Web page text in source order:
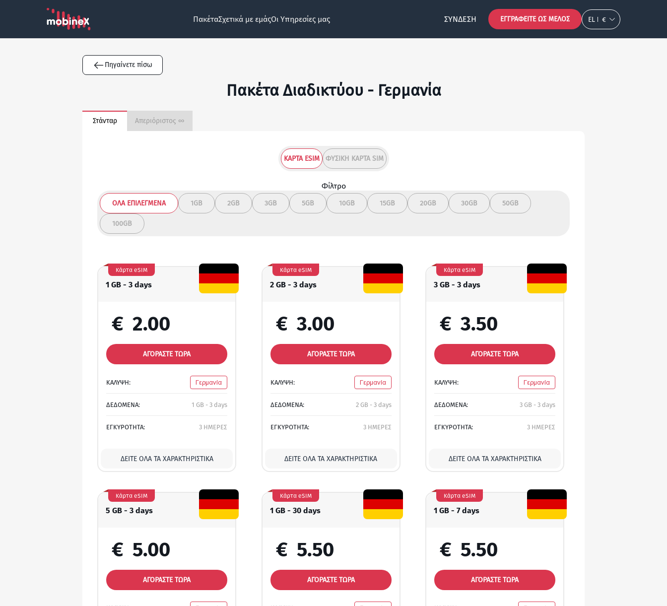
ΠακέταΣχετικά με εμάςΟι Υπηρεσίες μας ΣΎΝΔΕΣΗ ΕΓΓΡΑΦΕΊΤΕ ΩΣ ΜΈΛΟΣ EL €
Πηγαίνετε πίσω
Πακέτα Διαδικτύου - Γερμανία
Στάνταρ Απεριόριστος ∞
ΚΆΡΤΑ ESIM ΦΥΣΙΚΉ ΚΆΡΤΑ SIM
Φίλτρο
ΌΛΑ ΕΠΙΛΕΓΜΈΝΑ 1GB 2GB 3GB 5GB 10GB 15GB 20GB 30GB 50GB
100GB
1 GB - 3 days
Κάρτα eSIM
€ 2.00
ΑΓΟΡΑΣΤΕ ΤΩΡΑ
ΚΑΛΥΨΗ: Γερμανία
ΔΕΔΟΜΕΝΑ: 1 GB - 3 days
ΕΓΚΥΡΟΤΗΤΑ: 3 ΗΜΕΡΕΣ
ΔΕΊΤΕ ΌΛΑ ΤΑ ΧΑΡΑΚΤΗΡΙΣΤΙΚΆ
2 GB - 3 days
Κάρτα eSIM
€ 3.00
ΑΓΟΡΑΣΤΕ ΤΩΡΑ
ΚΑΛΥΨΗ: Γερμανία
ΔΕΔΟΜΕΝΑ: 2 GB - 3 days
ΕΓΚΥΡΟΤΗΤΑ: 3 ΗΜΕΡΕΣ
ΔΕΊΤΕ ΌΛΑ ΤΑ ΧΑΡΑΚΤΗΡΙΣΤΙΚΆ
3 GB - 3 days
Κάρτα eSIM
€ 3.50
ΑΓΟΡΑΣΤΕ ΤΩΡΑ
ΚΑΛΥΨΗ: Γερμανία
ΔΕΔΟΜΕΝΑ: 3 GB - 3 days
ΕΓΚΥΡΟΤΗΤΑ: 3 ΗΜΕΡΕΣ
ΔΕΊΤΕ ΌΛΑ ΤΑ ΧΑΡΑΚΤΗΡΙΣΤΙΚΆ
5 GB - 3 days
Κάρτα eSIM
€ 5.00
ΑΓΟΡΑΣΤΕ ΤΩΡΑ
1 GB - 30 days
Κάρτα eSIM
€ 5.50
ΑΓΟΡΑΣΤΕ ΤΩΡΑ
1 GB - 7 days
Κάρτα eSIM
€ 5.50
ΑΓΟΡΑΣΤΕ ΤΩΡΑ